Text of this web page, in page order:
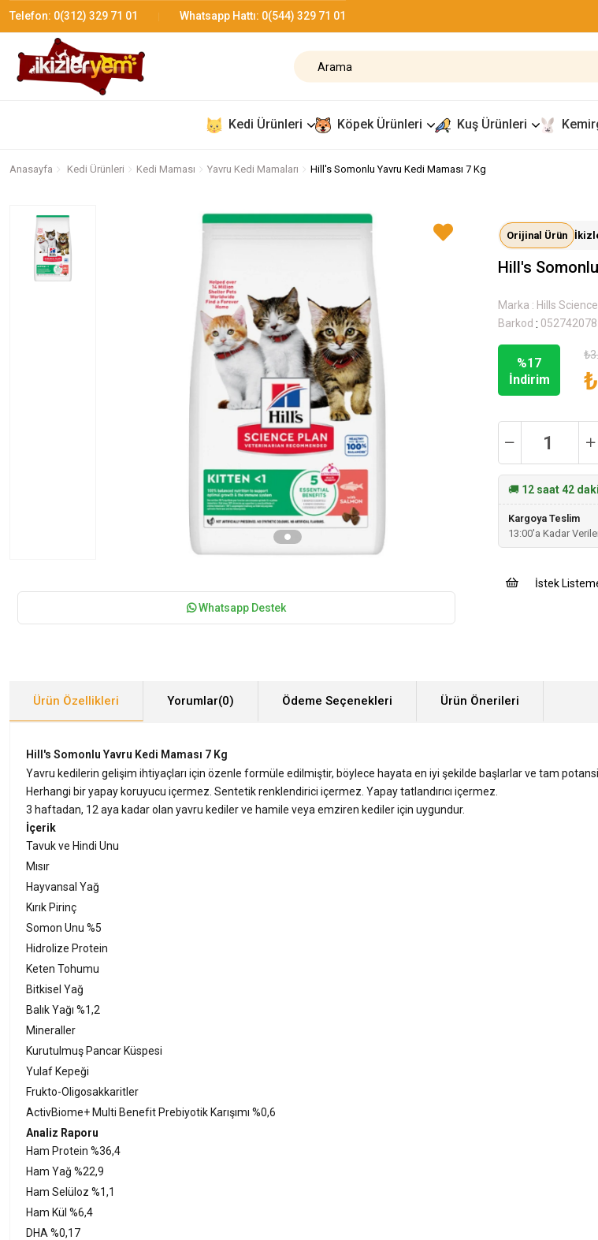
Telefon: 0(312) 329 71 01 Whatsapp Hattı: 0(544) 329 71 01
Kedi Ürünleri Köpek Ürünleri Kuş Ürünleri
Anasayfa Kedi Ürünleri Kedi Maması Yavru Kedi Mamaları Hill's Somonlu Yavru Kedi Maması 7 Kg
Whatsapp Destek
Orijinal Ürün
Hill's
Marka : Hills
Barkod :
%17
İndirim
🚚 12 saat 42
Kargoya Teslim
13:00'a Kadar
İstek
Ürün Özellikleri Yorumlar(0) Ödeme Seçenekleri Ürün Önerileri
Hill's Somonlu Yavru Kedi Maması 7 Kg
Yavru kedilerin gelişim ihtiyaçları için özenle formüle edilmiştir, böylece hayata en iyi şekilde başlarlar ve tam
Herhangi bir yapay koruyucu içermez. Sentetik renklendirici içermez. Yapay tatlandırıcı içermez.
3 haftadan, 12 aya kadar olan yavru kediler ve hamile veya emziren kediler için uygundur.
İçerik
Tavuk ve Hindi Unu
Mısır
Hayvansal Yağ
Kırık Pirinç
Somon Unu %5
Hidrolize Protein
Keten Tohumu
Bitkisel Yağ
Balık Yağı %1,2
Mineraller
Kurutulmuş Pancar Küspesi
Yulaf Kepeği
Frukto-Oligosakkaritler
ActivBiome+ Multi Benefit Prebiyotik Karışımı %0,6
Analiz Raporu
Ham Protein %36,4
Ham Yağ %22,9
Ham Selüloz %1,1
Ham Kül %6,4
DHA %0,17